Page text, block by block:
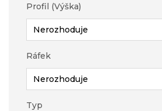
Profil (Výška)
Ráfek
Typ